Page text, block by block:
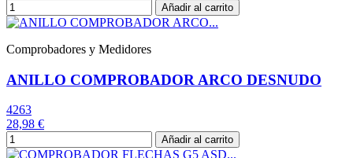
Añadir al carrito
Comprobadores y Medidores
ANILLO COMPROBADOR ARCO DESNUDO
4263
28,98 €
Añadir al carrito